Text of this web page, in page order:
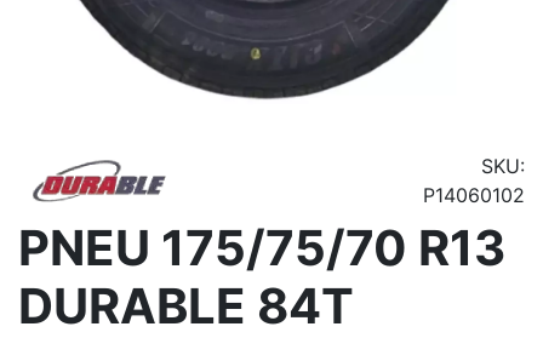
SKU:
P14060102
PNEU 175/75/70 R13
DURABLE 84T